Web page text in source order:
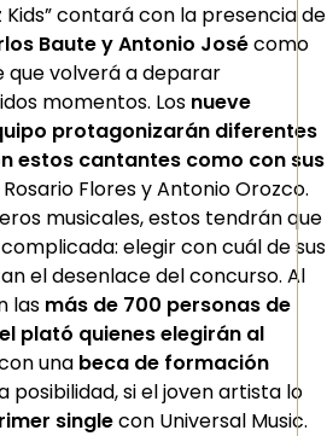
Kids” contará con la presencia de
Baute y Antonio Josécomo
que volverá a deparar
momentos. Los nueve
protagonizarán diferentes
estos cantantes como con sus
Rosario Flores y Antonio Orozco.
musicales, estos tendrán que
elegir con cuál de sus
el desenlace del concurso. Al
las más de 700 personas de
plató quienes elegirán al
una beca de formación
posibilidad, si el joven artista lo
singlecon Universal Music.